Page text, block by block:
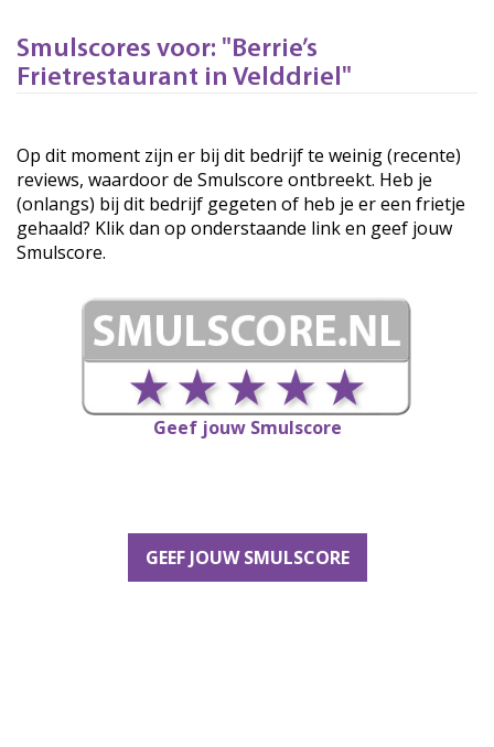
Smulscores voor: "Berrie’s
Frietrestaurant in Velddriel"
Op dit moment zijn er bij dit bedrijf te weinig (recente)
reviews, waardoor de Smulscore ontbreekt. Heb je
(onlangs) bij dit bedrijf gegeten of heb je er een frietje
gehaald? Klik dan op onderstaande link en geef jouw
Smulscore.
Geef jouw Smulscore
GEEF JOUW SMULSCORE